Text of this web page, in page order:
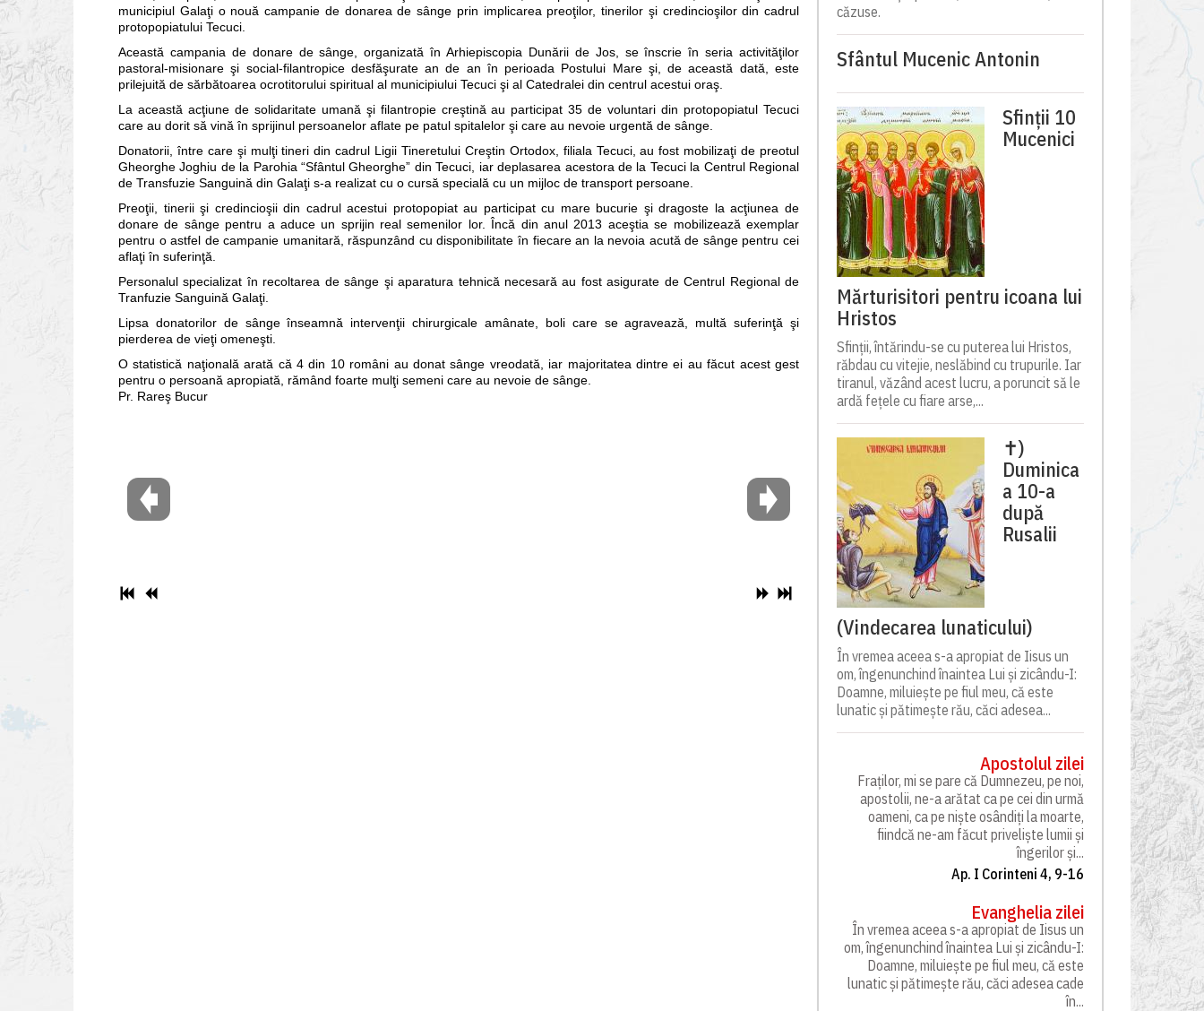
municipiul Galaţi o nouă campanie de donarea de sânge prin implicarea preoţilor, tinerilor şi credincioşilor din cadrul
protopopiatului Tecuci.
Această campania de donare de sânge, organizată în Arhiepiscopia Dunării de Jos, se înscrie în seria activităţilor
pastoral-misionare şi social-filantropice desfăşurate an de an în perioada Postului Mare şi, de această dată, este
prilejuită de sărbătoarea ocrotitorului spiritual al municipiului Tecuci şi al Catedralei din centrul acestui oraş.
La această acţiune de solidaritate umană şi filantropie creştină au participat 35 de voluntari din protopopiatul Tecuci
care au dorit să vină în sprijinul persoanelor aflate pe patul spitalelor şi care au nevoie urgentă de sânge.
Donatorii, între care şi mulţi tineri din cadrul Ligii Tineretului Creştin Ortodox, filiala Tecuci, au fost mobilizaţi de preotul
Gheorghe Joghiu de la Parohia “Sfântul Gheorghe” din Tecuci, iar deplasarea acestora de la Tecuci la Centrul Regional
de Transfuzie Sanguină din Galaţi s-a realizat cu o cursă specială cu un mijloc de transport persoane.
Preoţii, tinerii şi credincioşii din cadrul acestui protopopiat au participat cu mare bucurie şi dragoste la acţiunea de
donare de sânge pentru a aduce un sprijin real semenilor lor. Încă din anul 2013 aceştia se mobilizează exemplar
pentru o astfel de campanie umanitară, răspunzând cu disponibilitate în fiecare an la nevoia acută de sânge pentru cei
aflaţi în suferinţă.
Personalul specializat în recoltarea de sânge şi aparatura tehnică necesară au fost asigurate de Centrul Regional de
Tranfuzie Sanguină Galaţi.
Lipsa donatorilor de sânge înseamnă intervenţii chirurgicale amânate, boli care se agravează, multă suferinţă şi
pierderea de vieţi omeneşti.
O statistică naţională arată că 4 din 10 români au donat sânge vreodată, iar majoritatea dintre ei au făcut acest gest
pentru o persoană apropiată, rămând foarte mulţi semeni care au nevoie de sânge.
Pr. Rareş Bucur
căzuse.
Sfântul Mucenic Antonin
Sfinții 10
Mucenici
Mărturisitori pentru icoana lui
Hristos
Sfinții, întărindu-se cu puterea lui Hristos,
răbdau cu vitejie, neslăbind cu trupurile. Iar
tiranul, văzând acest lucru, a poruncit să le
ardă fețele cu fiare arse,...
✝)
Duminica
a 10-a
după
Rusalii
(Vindecarea lunaticului)
În vremea aceea s-a apropiat de Iisus un
om, îngenunchind înaintea Lui și zicându-I:
Doamne, miluiește pe fiul meu, că este
lunatic și pătimește rău, căci adesea...
Apostolul zilei
Fraților, mi se pare că Dumnezeu, pe noi,
apostolii, ne-a arătat ca pe cei din urmă
oameni, ca pe niște osândiți la moarte,
fiindcă ne-am făcut priveliște lumii și
îngerilor și...
Ap. I Corinteni 4, 9-16
Evanghelia zilei
În vremea aceea s-a apropiat de Iisus un
om, îngenunchind înaintea Lui și zicându-I:
Doamne, miluiește pe fiul meu, că este
lunatic și pătimește rău, căci adesea cade
în...